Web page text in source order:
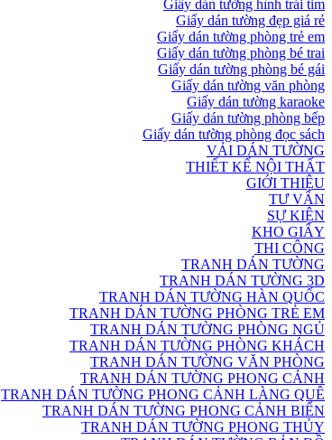
Giấy dán tường hình trái tim
Giấy dán tường đẹp giá rẻ
Giấy dán tường phòng trẻ em
Giấy dán tường phòng bé trai
Giấy dán tường phòng bé gái
Giấy dán tường văn phòng
Giấy dán tường karaoke
Giấy dán tường phòng bếp
Giấy dán tường phòng đọc sách
VẢI DÁN TƯỜNG
THIẾT KẾ NỘI THẤT
GIỚI THIỆU
TƯ VẤN
SỰ KIỆN
KHO GIẤY
THI CÔNG
TRANH DÁN TƯỜNG
TRANH DÁN TƯỜNG 3D
TRANH DÁN TƯỜNG HÀN QUỐC
TRANH DÁN TƯỜNG PHÒNG TRẺ EM
TRANH DÁN TƯỜNG PHÒNG NGỦ
TRANH DÁN TƯỜNG PHÒNG KHÁCH
TRANH DÁN TƯỜNG VĂN PHÒNG
TRANH DÁN TƯỜNG PHONG CẢNH
TRANH DÁN TƯỜNG PHONG CẢNH LÀNG QUÊ
TRANH DÁN TƯỜNG PHONG CẢNH BIỂN
TRANH DÁN TƯỜNG PHONG THỦY